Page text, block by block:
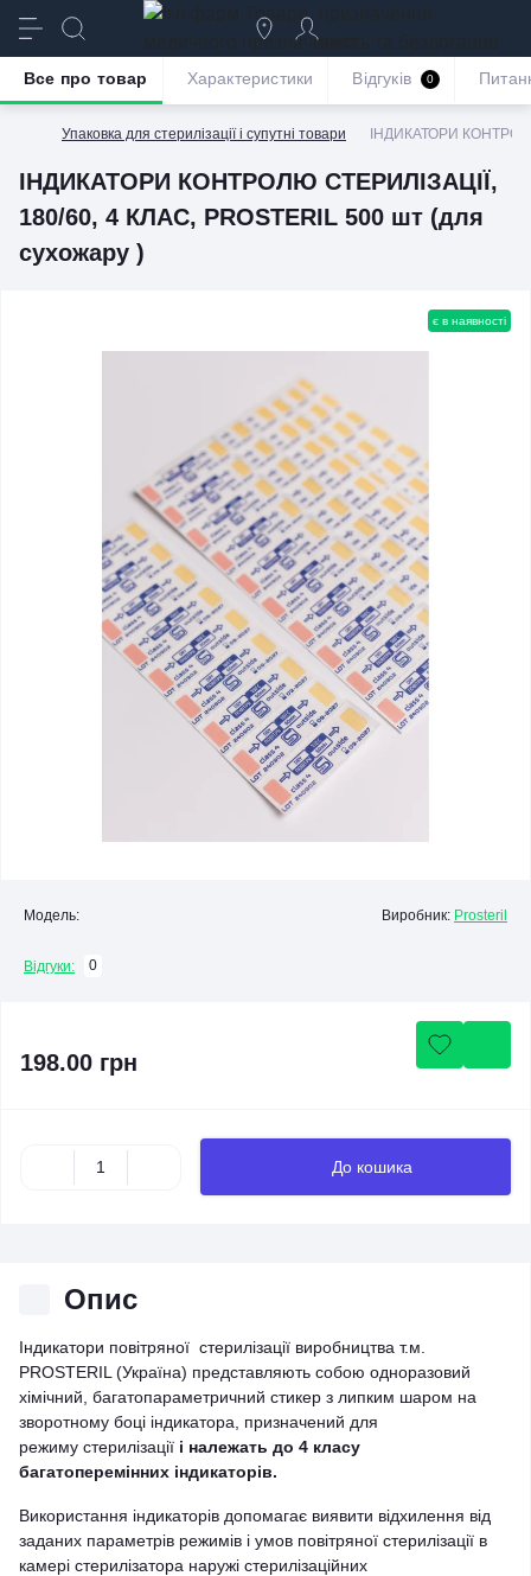
якість та бездоганне
обслуговування
Упаковка для стерилізації і супутні товари ІНДИКАТОРИ
ІНДИКАТОРИ КОНТРОЛЮ СТЕРИЛІЗАЦІЇ,
180/60, 4 КЛАС, PROSTERIL 500 шт (для
сухожару )
Все про товар Характеристики Відгуків 0
є в наявності
Модель: Виробник: Prosteril
Відгуки: 0
198.00 грн
До кошика
Опис
Індикатори повітряної стерилізації виробництва т.м.
PROSTERIL (Україна) представляють собою одноразовий
хімічний, багатопараметричний стикер з липким шаром на
зворотному боці індикатора, призначений для
режиму стерилізації і належать до 4 класу
багатоперемінних індикаторів.
Використання індикаторів допомагає виявити відхилення від
заданих параметрів режимів і умов повітряної стерилізації в
камері стерилізатора наружі стерилізаційних